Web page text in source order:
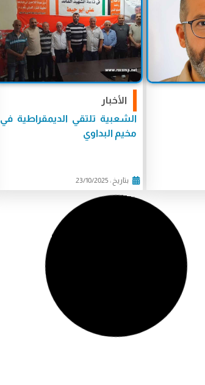
الأخبار
الشعبية تلتقي الديمقراطية في
مخيم البداوي
بتاريخ : 23/10/2025
فلسطين
وإسناد
والاسرى
اللقاء التشاوري الفلسطيني
يؤكد وحدة الصف وتمسّكه
بخدمة أبناء شعبنا وصون